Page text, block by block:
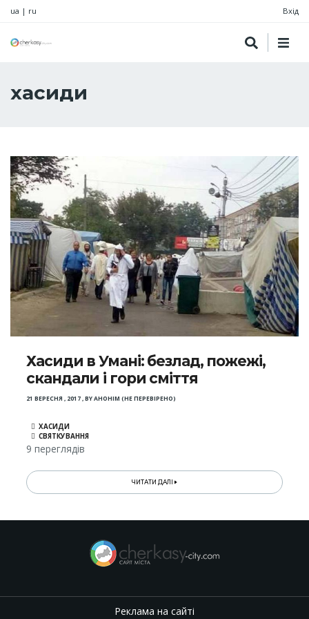
ua | ru Вхід
хасиди
Хасиди в Умані: безлад, пожежі,
скандали і гори сміття
21 ВЕРЕСНЯ , 2017,BYАНОНІМ (НЕ ПЕРЕВІРЕНО)
ХАСИДИ
СВЯТКУВАННЯ
9 переглядів
ЧИТАТИ ДАЛІ
Реклама на сайті